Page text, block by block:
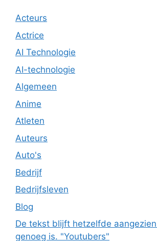
Acteurs
Actrice
AI Technologie
AI-technologie
Algemeen
Anime
Atleten
Auteurs
Auto's
Bedrijf
Bedrijfsleven
Blog
De tekst blijft hetzelfde
genoeg is. "Youtubers"